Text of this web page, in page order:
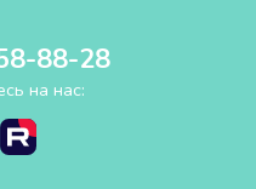
88-28
на нас: